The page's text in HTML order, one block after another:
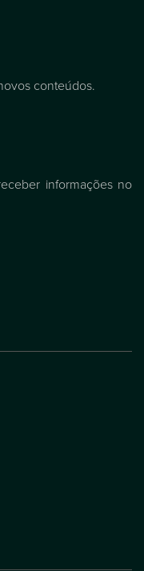
conteúdos.
informações no